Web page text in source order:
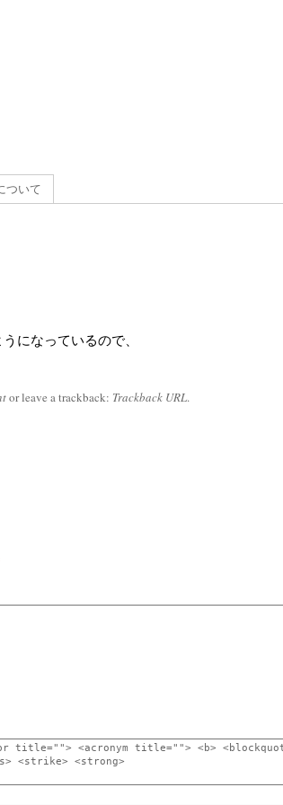
ついて
になっているので、
or leave a trackback: Trackback URL.
title=""> <acronym title=""> <b>
<strike> <strong>